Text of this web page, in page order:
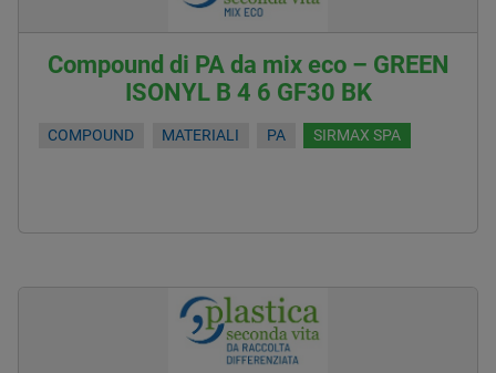
Compound di PA da mix eco – GREEN
ISONYL B 4 6 GF30 BK
COMPOUND MATERIALI PA SIRMAX SPA